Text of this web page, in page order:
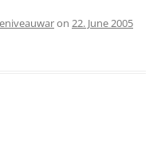
on 22. June 2005